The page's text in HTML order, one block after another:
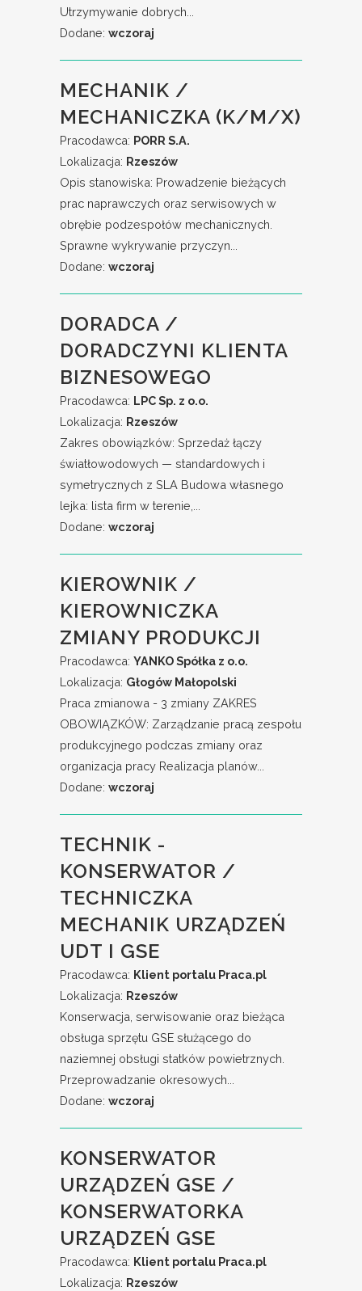
Utrzymywanie dobrych...
Dodane: wczoraj
MECHANIK /
MECHANICZKA (K/M/X)
Pracodawca: PORR S.A.
Lokalizacja: Rzeszów
Opis stanowiska: Prowadzenie bieżących
prac naprawczych oraz serwisowych w
obrębie podzespołów mechanicznych.
Sprawne wykrywanie przyczyn...
Dodane: wczoraj
DORADCA /
DORADCZYNI KLIENTA
BIZNESOWEGO
Pracodawca: LPC Sp. z o.o.
Lokalizacja: Rzeszów
Zakres obowiązków: Sprzedaż łączy
światłowodowych — standardowych i
symetrycznych z SLA Budowa własnego
lejka: lista firm w terenie,...
Dodane: wczoraj
KIEROWNIK /
KIEROWNICZKA
ZMIANY PRODUKCJI
Pracodawca: YANKO Spółka z o.o.
Lokalizacja: Głogów Małopolski
Praca zmianowa - 3 zmiany ZAKRES
OBOWIĄZKÓW: Zarządzanie pracą zespołu
produkcyjnego podczas zmiany oraz
organizacja pracy Realizacja planów...
Dodane: wczoraj
TECHNIK -
KONSERWATOR /
TECHNICZKA
MECHANIK URZĄDZEŃ
UDT I GSE
Pracodawca: Klient portalu Praca.pl
Lokalizacja: Rzeszów
Konserwacja, serwisowanie oraz bieżąca
obsługa sprzętu GSE służącego do
naziemnej obsługi statków powietrznych.
Przeprowadzanie okresowych...
Dodane: wczoraj
KONSERWATOR
URZĄDZEŃ GSE /
KONSERWATORKA
URZĄDZEŃ GSE
Pracodawca: Klient portalu Praca.pl
Lokalizacja: Rzeszów